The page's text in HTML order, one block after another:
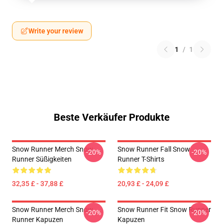
Write your review
1 / 1
Beste Verkäufer Produkte
Snow Runner Merch Snow
Runner Süßigkeiten
32,35 £ - 37,88 £
-20%
Snow Runner Fall Snow
Runner T-Shirts
20,93 £ - 24,09 £
-20%
Snow Runner Merch Snow
Runner Kapuzen
-20%
Snow Runner Fit Snow Runner
Kapuzen
-20%